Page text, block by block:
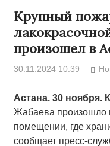
Крупный
произошел в
30.11.2024 10:39
Астана. 30 ноября.
Жабаева произошло
помещении, где
сообщает пресс-